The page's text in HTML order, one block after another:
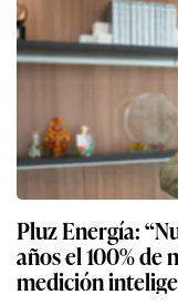
Pluz Energía:
años el 100% de
medición